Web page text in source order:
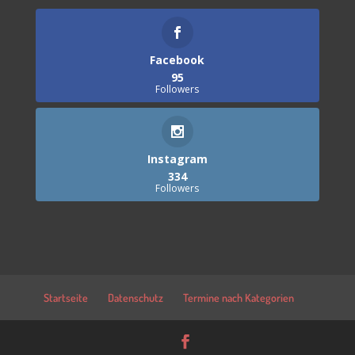
Facebook
95
Followers
Instagram
334
Followers
Startseite Datenschutz Termine nach Kategorien